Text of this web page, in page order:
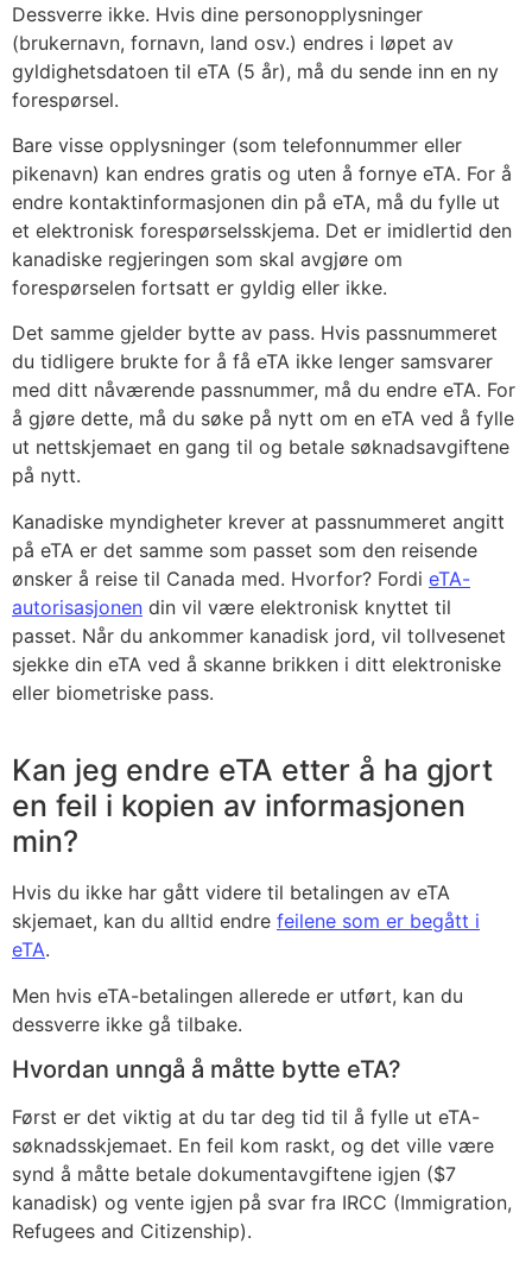
Dessverre ikke. Hvis dine personopplysninger
(brukernavn, fornavn, land osv.) endres i løpet av
gyldighetsdatoen til eTA (5 år), må du sende inn en ny
forespørsel.
Bare visse opplysninger (som telefonnummer eller
pikenavn) kan endres gratis og uten å fornye eTA. For å
endre kontaktinformasjonen din på eTA, må du fylle ut
et elektronisk forespørselsskjema. Det er imidlertid den
kanadiske regjeringen som skal avgjøre om
forespørselen fortsatt er gyldig eller ikke.
Det samme gjelder bytte av pass. Hvis passnummeret
du tidligere brukte for å få eTA ikke lenger samsvarer
med ditt nåværende passnummer, må du endre eTA. For
å gjøre dette, må du søke på nytt om en eTA ved å fylle
ut nettskjemaet en gang til og betale søknadsavgiftene
på nytt.
Kanadiske myndigheter krever at passnummeret angitt
på eTA er det samme som passet som den reisende
ønsker å reise til Canada med. Hvorfor? Fordi eTA-
autorisasjonen din vil være elektronisk knyttet til
passet. Når du ankommer kanadisk jord, vil tollvesenet
sjekke din eTA ved å skanne brikken i ditt elektroniske
eller biometriske pass.
Kan jeg endre eTA etter å ha gjort
en feil i kopien av informasjonen
min?
Hvis du ikke har gått videre til betalingen av eTA
skjemaet, kan du alltid endre feilene som er begått i
eTA.
Men hvis eTA-betalingen allerede er utført, kan du
dessverre ikke gå tilbake.
Hvordan unngå å måtte bytte eTA?
Først er det viktig at du tar deg tid til å fylle ut eTA-
søknadsskjemaet. En feil kom raskt, og det ville være
synd å måtte betale dokumentavgiftene igjen ($7
kanadisk) og vente igjen på svar fra IRCC (Immigration,
Refugees and Citizenship).